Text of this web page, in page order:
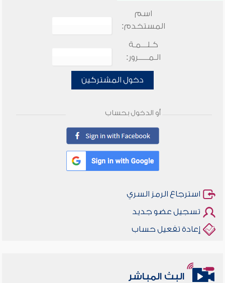
اسم
المستخدم:
كـلـــمـة
الـمـــــرور:
دخول المشتركين
أو الدخول بحساب
استرجاع الرمز السري
تسجيل عضو جديد
إعادة تفعيل حساب
البث المباشر